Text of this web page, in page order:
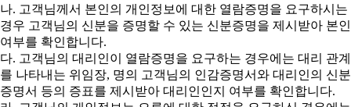
나. 고객님께서 본인의 개인정보에 대한 열람증명을 요구하시는
경우 고객님의 신분을 증명할 수 있는 신분증명을 제시받아 본인
여부를 확인합니다.
다. 고객님의 대리인이 열람증명을 요구하는 경우에는 대리 관계
를 나타내는 위임장, 명의 고객님의 인감증명서와 대리인의 신분
증명서 등의 증표를 제시받아 대리인인지 여부를 확인합니다.